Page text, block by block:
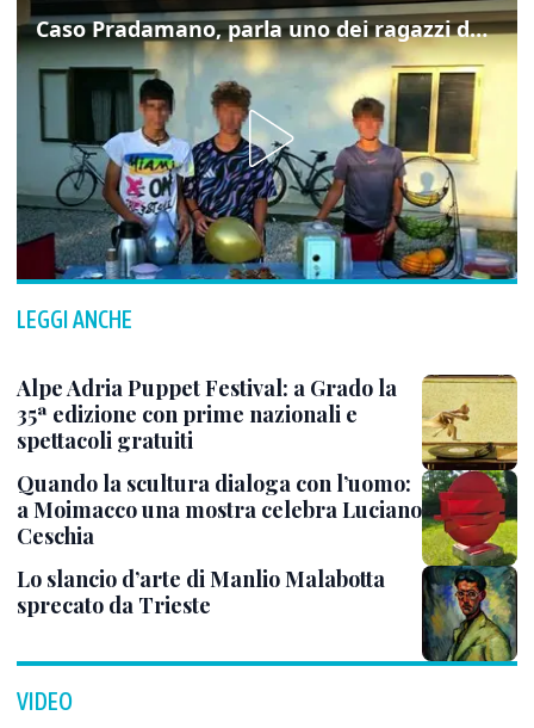
Caso Pradamano, parla uno dei ragazzi denunciati per la limonata: "Volevo anche aiutare i miei"
LEGGI ANCHE
Alpe Adria Puppet Festival: a Grado la
35ª edizione con prime nazionali e
spettacoli gratuiti
Quando la scultura dialoga con l’uomo:
a Moimacco una mostra celebra Luciano
Ceschia
Lo slancio d’arte di Manlio Malabotta
sprecato da Trieste
VIDEO